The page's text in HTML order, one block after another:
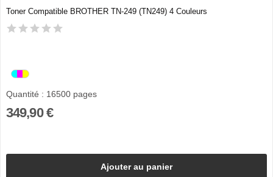
Toner Compatible BROTHER TN-249 (TN249) 4 Couleurs
Quantité : 16500 pages
349,90 €
Ajouter au panier